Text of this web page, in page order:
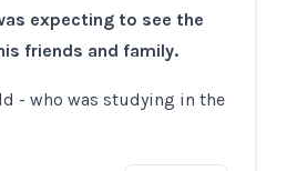
expecting to see the
friends and family.
- who was studying in the